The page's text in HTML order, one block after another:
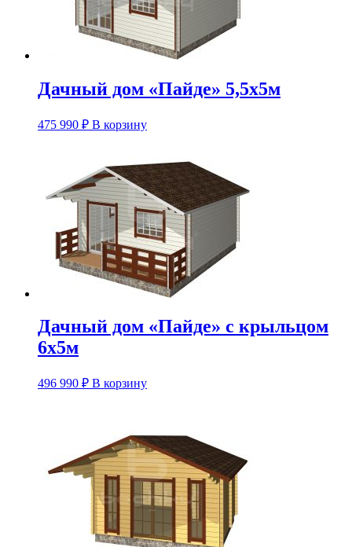
Дачный дом «Пайде» 5,5х5м
475 990 ₽ В корзину
Дачный дом «Пайде» с крыльцом
6х5м
496 990 ₽ В корзину